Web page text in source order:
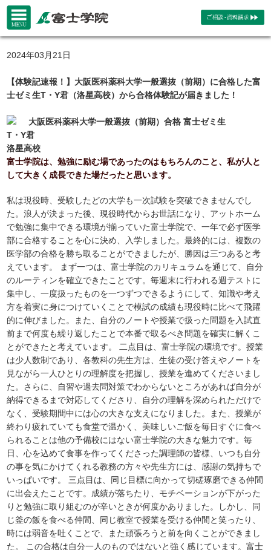
2024年03月21日
【体験記速報！】大阪医科薬科大学一般選抜（前期）に合格した富
士ゼミ生T・Y君（洛星高校）から合格体験記が届きました！
大阪医科薬科大学一般選抜（前期）合格 富士ゼミ生
T・Y君
洛星高校
富士学院は、勉強に励む場であったのはもちろんのこと、私が人と
して大きく成長できた場だったと思います。
私は現役時、受験したどの大学も一次試験を突破できませんでし
た。浪人が決まった後、現役時代からお世話になり、アットホーム
で勉強に集中できる環境が揃っていた富士学院で、一年で必ず医学
部に合格することを心に決め、入学しました。最終的には、複数の
医学部の合格を勝ち取ることができましたが、勝因は三つあると考
えています。 まず一つは、富士学院のカリキュラムを通じて、自分
のルーティンを確立できたことです。毎週末に行われる週テストに
集中し、一度扱ったものを一つずつできるようにして、知識や考え
方を着実に身につけていくことで模試の成績も現役時に比べて飛躍
的に伸びました。また、自分のノートや授業で扱った問題を入試直
前まで何度も繰り返したことで本番で取るべき問題を確実に解くこ
とができたと考えています。 二点目は、富士学院の環境です。授業
は少人数制であり、各教科の先生方は、生徒の受け答えやノートを
見ながら一人ひとりの理解度を把握し、授業を進めてくださいまし
た。さらに、自習や過去問対策でわからないところがあれば自分が
納得できるまで対応してくださり、自分の理解を深められただけで
なく、受験期間中には心の大きな支えになりました。また、授業が
終わり疲れていても食堂で温かく、美味しいご飯を毎日すぐに食べ
られることは他の予備校にはない富士学院の大きな魅力です。毎
日、心を込めて食事を作ってくださった調理師の皆様、いつも自分
の事を気にかけてくれる教務の方々や先生方には、感謝の気持ちで
いっぱいです。 三点目は、同じ目標に向かって切磋琢磨できる仲間
に出会えたことです。成績が落ちたり、モチベーションが下がった
りと勉強に取り組むのが辛いときが何度かありました。しかし、同
じ釜の飯を食べる仲間、同じ教室で授業を受ける仲間と笑ったり、
時には弱音を吐くことで、また頑張ろうと前を向くことができまし
た。 この合格は自分一人のものではないと強く感じています。富士